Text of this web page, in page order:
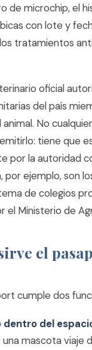
de microchip, el
con lote y
tratamientos
oficial
del país
No
tiene que
por la autoridad
por ejemplo, son
de colegios
el Ministerio de
el
cumple dos
del
mascota viaje